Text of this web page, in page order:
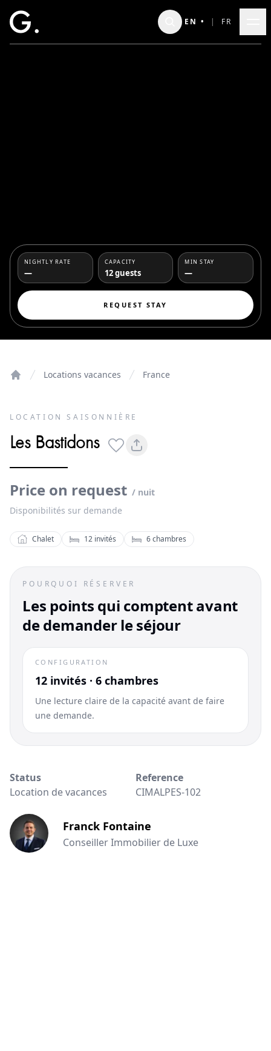
EN• | FR
NIGHTLY RATE
—
CAPACITY
12 guests
MIN STAY
—
REQUEST STAY
Locations vacances France
LOCATION SAISONNIÈRE
Les Bastidons
Price on request / nuit
Disponibilités sur demande
Chalet 12 invités 6chambres
POURQUOI RÉSERVER
Les points qui comptent avant
de demander le séjour
CONFIGURATION
12 invités · 6 chambres
Une lecture claire de la capacité avant de faire
une demande.
Status
Location de vacances
Reference
CIMALPES-102
Franck Fontaine
Conseiller Immobilier de Luxe